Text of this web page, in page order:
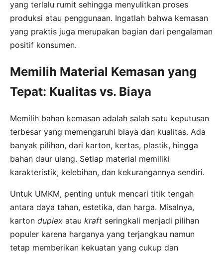
yang terlalu rumit sehingga menyulitkan proses
produksi atau penggunaan. Ingatlah bahwa kemasan
yang praktis juga merupakan bagian dari pengalaman
positif konsumen.
Memilih Material Kemasan yang
Tepat: Kualitas vs. Biaya
Memilih bahan kemasan adalah salah satu keputusan
terbesar yang memengaruhi biaya dan kualitas. Ada
banyak pilihan, dari karton, kertas, plastik, hingga
bahan daur ulang. Setiap material memiliki
karakteristik, kelebihan, dan kekurangannya sendiri.
Untuk UMKM, penting untuk mencari titik tengah
antara daya tahan, estetika, dan harga. Misalnya,
karton duplex atau kraft seringkali menjadi pilihan
populer karena harganya yang terjangkau namun
tetap memberikan kekuatan yang cukup dan